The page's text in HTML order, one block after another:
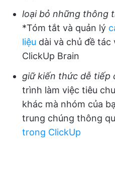
loại bỏ những thông
*Tóm tắt và quản lý
liệu dài và chủ đề tác
ClickUp Brain
giữ kiến thức dễ tiếp
trình làm việc tiêu
khác mà nhóm của
trung chúng thông
trong ClickUp